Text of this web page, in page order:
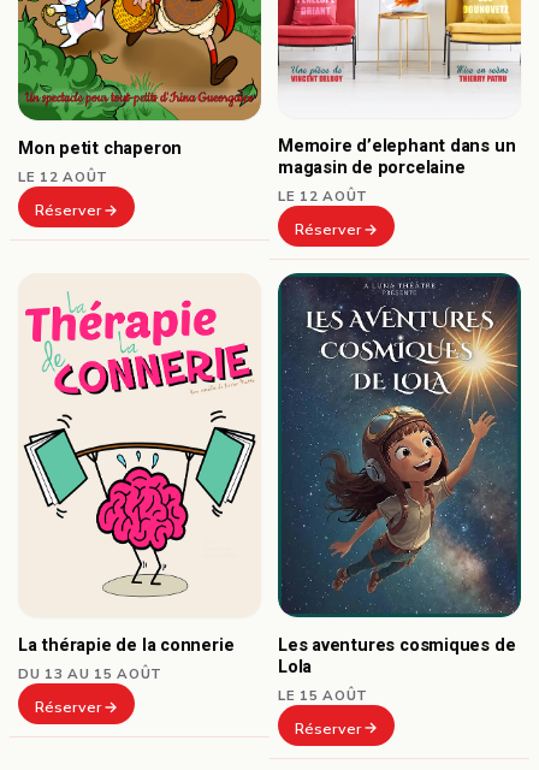
Mon petit chaperon
LE 12 AOÛT
Réserver
Memoire d’elephant dans un
magasin de porcelaine
LE 12 AOÛT
Réserver
La thérapie de la connerie
DU 13 AU 15 AOÛT
Réserver
Les aventures cosmiques de
Lola
LE 15 AOÛT
Réserver